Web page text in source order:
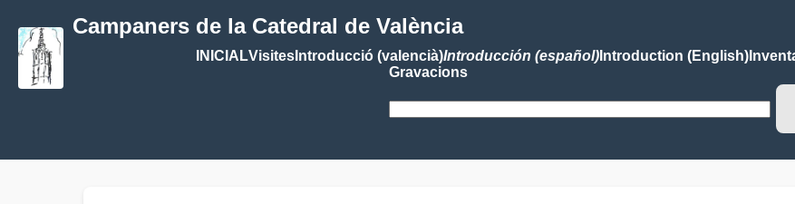
Campaners de la Catedral de València
INICIALVisitesIntroducció (valencià)Introducción (español)Introduction (English)
Gravacions